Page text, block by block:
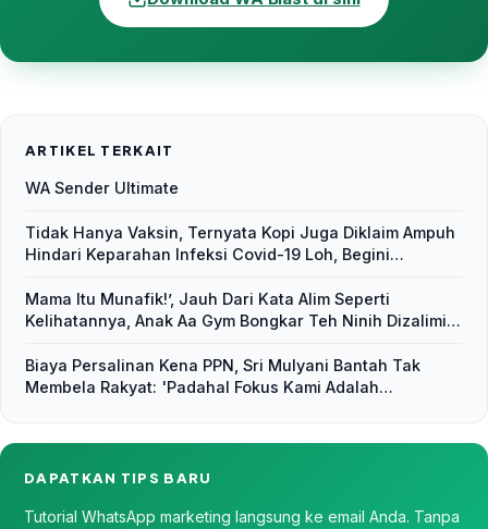
ARTIKEL TERKAIT
WA Sender Ultimate
Tidak Hanya Vaksin, Ternyata Kopi Juga Diklaim Ampuh
Hindari Keparahan Infeksi Covid-19 Loh, Begini
Mama Itu Munafik!’, Jauh Dari Kata Alim Seperti
Kelihatannya, Anak Aa Gym Bongkar Teh Ninih Dizalimi
Biaya Persalinan Kena PPN, Sri Mulyani Bantah Tak
Membela Rakyat: 'Padahal Fokus Kami Adalah
DAPATKAN TIPS BARU
Tutorial WhatsApp marketing langsung ke email Anda. Tanpa